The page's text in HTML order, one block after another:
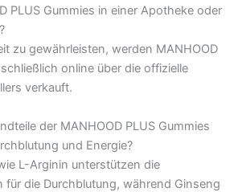
PLUS Gummies in einer Apotheke oder
zu gewährleisten, werden MANHOOD
online über die offizielle
verkauft.
der MANHOOD PLUS Gummies
und Energie?
L-Arginin unterstützen die
für die Durchblutung, während Ginseng